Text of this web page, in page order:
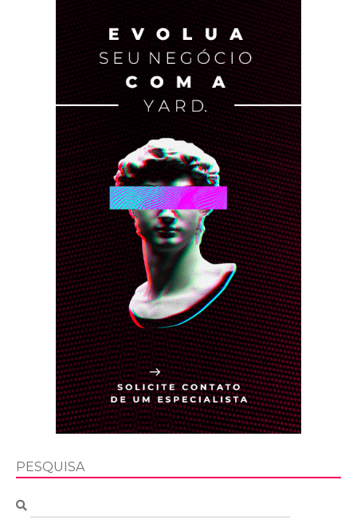
PESQUISA